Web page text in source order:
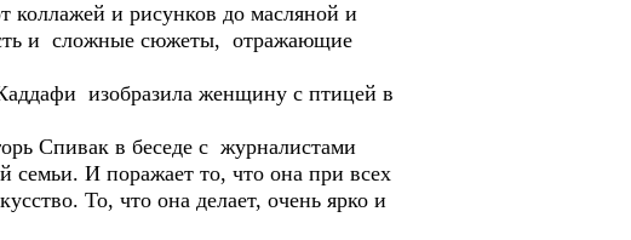
коллажей и рисунков до масляной и
и сложные сюжеты, отражающие
изобразила женщину с птицей в
Спивак в беседе с журналистами
семьи. И поражает то, что она при всех
То, что она делает, очень ярко и